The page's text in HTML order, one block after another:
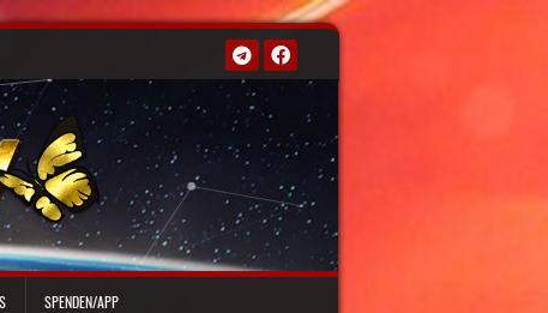
SPENDEN/APP